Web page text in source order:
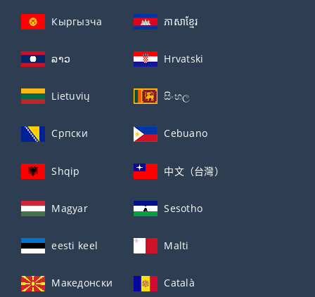
Кыргызча ភាសាខ្មែរ
ລາວ Hrvatski
Lietuvių සිංහල
Српски Cebuano
Shqip 中文（台灣）
Magyar Sesotho
eesti keel Malti
Македонски Català